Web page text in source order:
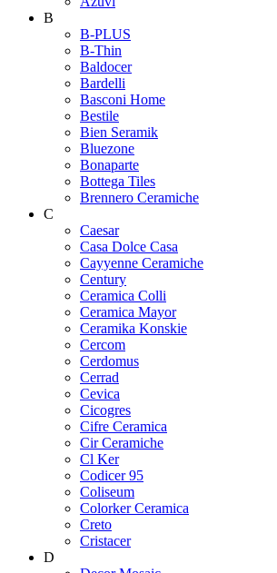
B
B-PLUS
B-Thin
Baldocer
Bardelli
Basconi Home
Bestile
Bien Seramik
Bluezone
Bonaparte
Bottega Tiles
Brennero Ceramiche
C
Caesar
Casa Dolce Casa
Cayyenne Ceramiche
Century
Ceramica Colli
Ceramica Mayor
Ceramika Konskie
Cercom
Cerdomus
Cerrad
Cevica
Cicogres
Cifre Ceramica
Cir Ceramiche
Cl Ker
Codicer 95
Coliseum
Colorker Ceramica
Creto
Cristacer
D